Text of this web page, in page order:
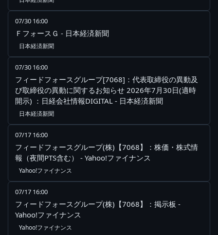
07/30 16:00
ＦフォースＧ - 日本経済新聞
日本経済新聞
07/30 16:00
フィードフォースグループ[7068]：代表取締役の異動及
び取締役の異動に関するお知らせ 2026年7月30日(適時
開示) ：日経会社情報DIGITAL - 日本経済新聞
日本経済新聞
07/17 16:00
フィードフォースグループ(株)【7068】：株価・株式情
報（夜間PTS含む） - Yahoo!ファイナンス
Yahoo!ファイナンス
07/17 16:00
フィードフォースグループ(株)【7068】：掲示板 -
Yahoo!ファイナンス
Yahoo!ファイナンス